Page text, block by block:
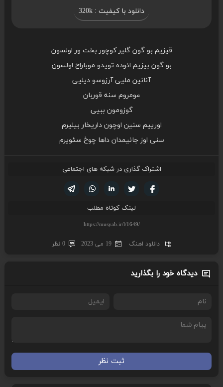
دانلود با کیفیت : 320k
قیزیم بو گون گلیر کوچور بخت ور اولسون
بو گون بیزیم ائوده تویدو موباراح اولسون
آنانین ملیی آرزوسو دیلیی
عومروم سنه قوربان
گوزومون ببیی
اورییم سنین اوچون داریخار بیلیرم
سنی اوز جانیمدان داها چوخ سئویرم
اشتراک گذاری در شبکه های اجتماعی
لینکدین تویتر
فیسوک
لینک کوتاه مطلب
دانلود اهنگ 19 می 2023 0 نظر
دیدگاه خود را بگذارید
ثبت نظر